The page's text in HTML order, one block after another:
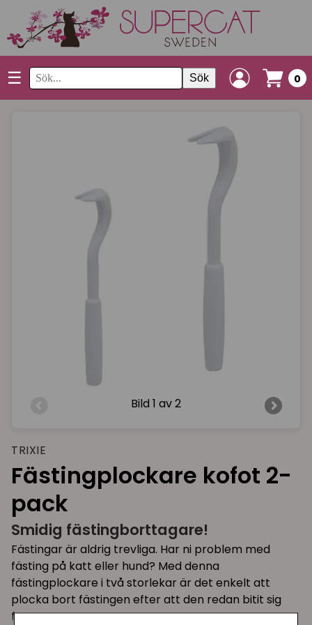
☰ Sök 0
Bild 1 av 2
TRIXIE
Fästingplockare kofot 2-
pack
Smidig fästingborttagare!
Fästingar är aldrig trevliga. Har ni problem med
fästing på katt eller hund? Med denna
fästingplockare i två storlekar är det enkelt att
plocka bort fästingen efter att den redan bitit sig
fast.